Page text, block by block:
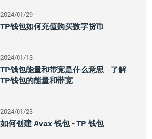
2024/01/29
TP钱包如何充值购买数字货币
2024/01/13
TP钱包能量和带宽是什么意思 - 了解
TP钱包的能量和带宽
2024/01/23
如何创建 Avax 钱包 - TP 钱包